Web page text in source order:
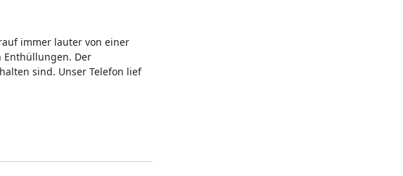
immer lauter von einer
Enthüllungen. Der
sind. Unser Telefon lief